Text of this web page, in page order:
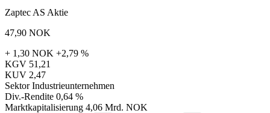
Zaptec AS Aktie
47,90 NOK
+ 1,30 NOK +2,79 %
KGV 51,21
KUV 2,47
Sektor Industrieunternehmen
Div.-Rendite 0,64 %
Marktkapitalisierung 4,06 Mrd. NOK